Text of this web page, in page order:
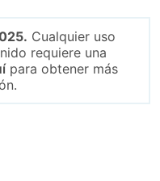
Cualquier uso
requiere una
para obtener más